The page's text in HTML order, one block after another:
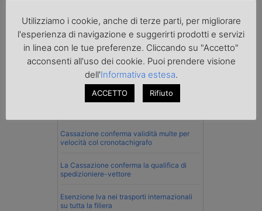
Normativa
La riforma del Codice della Strada punta
sull’autotrasporto
Imprenditore di Prato assolto per infortunio
Cassazione conferma validità multe per
velocità col cronotachigrafo
La Cassazione conferma la qualifica di
spedizioniere-vettore
Esenzione Iva nei trasporti internazionali
su tutta la filiera
Utilizziamo i cookie, anche di terze parti, per migliorare
l'esperienza di navigazione e suggerirti prodotti e servizi
in linea con le tue preferenze. Cliccando su "Accetto"
acconsenti all'uso dei cookie. Puoi prendere visione
dell'Informativa estesa.
ACCETTO Rifiuto